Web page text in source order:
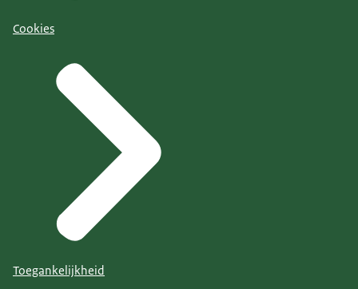
Cookies
Toegankelijkheid